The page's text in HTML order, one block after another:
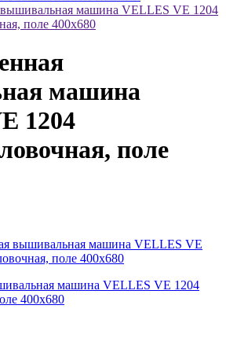
машина VELLES VE 1204
поле 400х680
машина
1204
поле